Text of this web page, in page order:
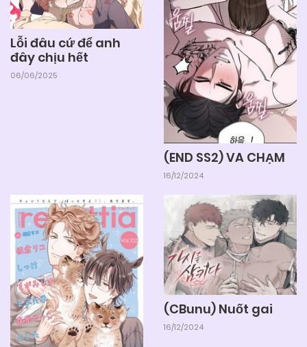
Lỗi đâu cứ để anh
đây chịu hết
06/06/2025
(END SS2) VA CHẠM
16/12/2024
(CBunu) Nuốt gai
16/12/2024